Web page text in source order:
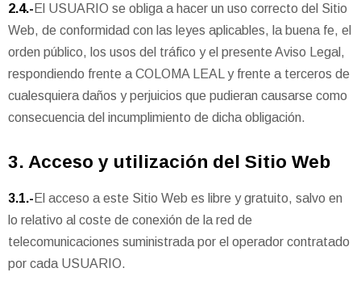
2.4.- El USUARIO se obliga a hacer un uso correcto del Sitio
Web, de conformidad con las leyes aplicables, la buena fe, el
orden público, los usos del tráfico y el presente Aviso Legal,
respondiendo frente a COLOMA LEAL y frente a terceros de
cualesquiera daños y perjuicios que pudieran causarse como
consecuencia del incumplimiento de dicha obligación.
3. Acceso y utilización del Sitio Web
3.1.- El acceso a este Sitio Web es libre y gratuito, salvo en
lo relativo al coste de conexión de la red de
telecomunicaciones suministrada por el operador contratado
por cada USUARIO.